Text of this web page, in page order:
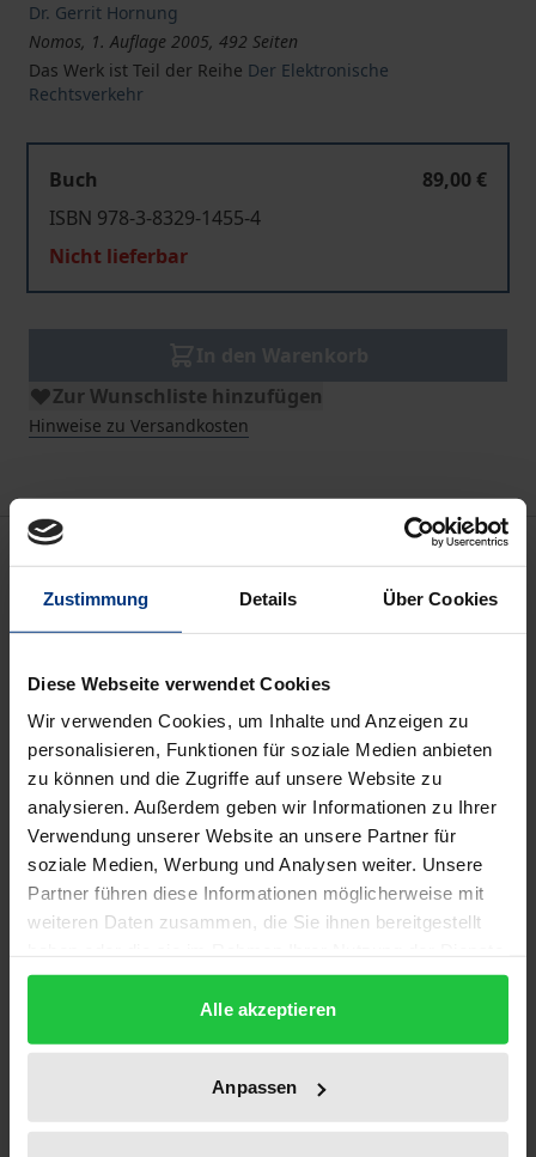
Zustimmung Details Über Cookies
Diese Webseite verwendet Cookies
Wir verwenden Cookies, um Inhalte und Anzeigen zu
personalisieren, Funktionen für soziale Medien anbieten
zu können und die Zugriffe auf unsere Website zu
analysieren. Außerdem geben wir Informationen zu Ihrer
Verwendung unserer Website an unsere Partner für
soziale Medien, Werbung und Analysen weiter. Unsere
Partner führen diese Informationen möglicherweise mit
weiteren Daten zusammen, die Sie ihnen bereitgestellt
gesammelt haben.
Alle akzeptieren
Anpassen
Dr. Gerrit Hornung
Nomos, 1. Auflage 2005, 492 Seiten
Das Werk ist Teil der Reihe Der Elektronische
Rechtsverkehr
Buch
89,00 €
ISBN 978-3-8329-1455-4
Nicht lieferbar
Zur Wunschliste hinzufügen
Hinweise zu Versandkosten
Beschreibung
anderen identifiziert, fundamental verändern. Die
Aufnahme biometrischer Daten in den
Personalausweis, die Erweiterung der
Krankenversichertenkarte um Gesundheitsangaben
und die zentrale Speicherung aller Arbeits- und
Verdienstbescheinigungen bringen Chancen für
Gesellschaft und Individuen, bergen aber auch
Risiken für die informationelle Selbstbestimmung
Entwicklung und analysiert verfassungsrechtliche
Anforderungen und einfachgesetzliche Vorgaben
für Chipkarten. Die gefundenen Ergebnisse werden
auf ihre technische und organisatorische